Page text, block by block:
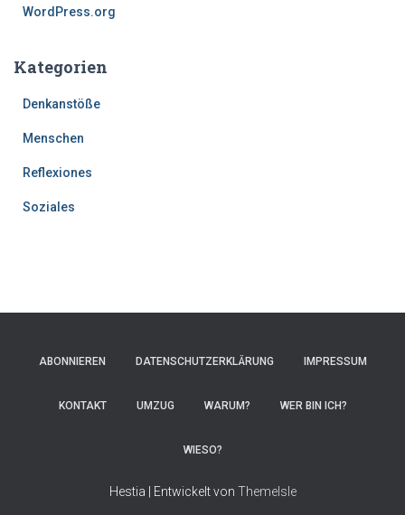
WordPress.org
Kategorien
Denkanstöße
Menschen
Reflexiones
Soziales
ABONNIEREN DATENSCHUTZERKLÄRUNG IMPRESSUM
KONTAKT UMZUG WARUM? WER BIN ICH?
WIESO?
Hestia | Entwickelt von ThemeIsle